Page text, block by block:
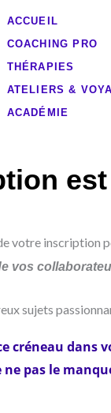
ACCUEIL
COACHING PRO
THÉRAPIES
ATELIERS &
ACADÉMIE
CONTACT
est
votre inscription
vos
sujets
créneau dans
ne pas le